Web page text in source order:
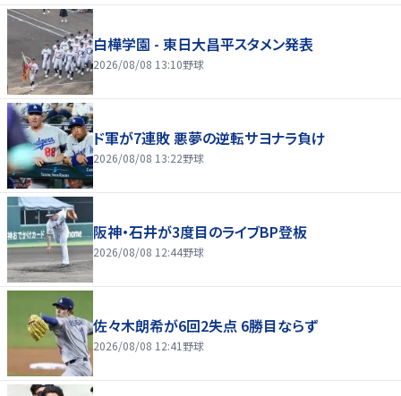
白樺学園 - 東日大昌平スタメン発表
2026/08/08 13:10野球
ド軍が7連敗 悪夢の逆転サヨナラ負け
2026/08/08 13:22野球
阪神・石井が3度目のライブBP登板
2026/08/08 12:44野球
佐々木朗希が6回2失点 6勝目ならず
2026/08/08 12:41 野球